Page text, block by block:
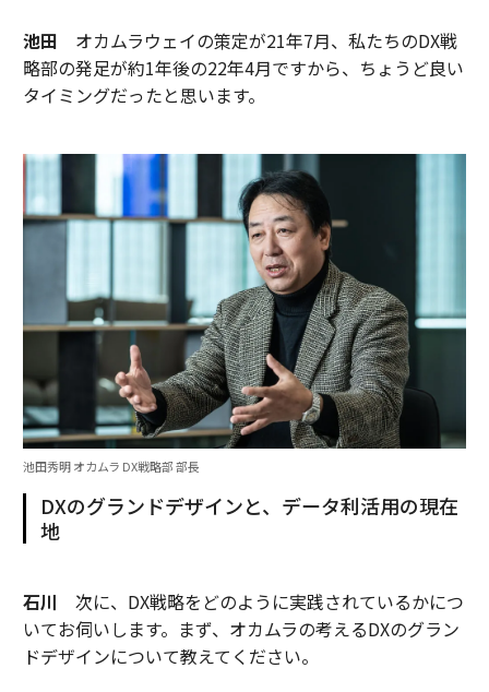
池田 オカムラウェイの策定が21年7月、私たちのDX戦
略部の発足が約1年後の22年4月ですから、ちょうど良い
タイミングだったと思います。
池田秀明 オカムラ DX戦略部 部長
DXのグランドデザインと、データ利活用の現在
地
石川 次に、DX戦略をどのように実践されているかにつ
いてお伺いします。まず、オカムラの考えるDXのグラン
ドデザインについて教えてください。